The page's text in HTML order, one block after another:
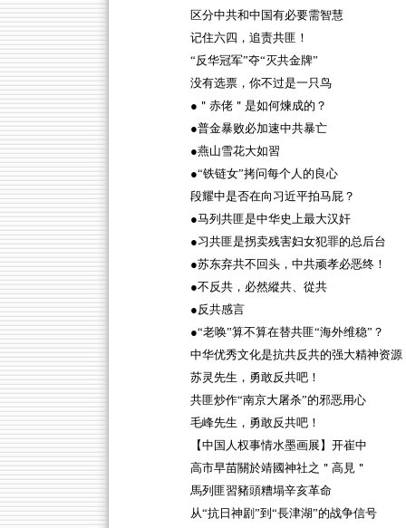
区分中共和中国有必要需智慧
记住六四，追责共匪！
“反华冠军”夺“灭共金牌”
没有选票，你不过是一只鸟
●＂赤佬＂是如何煉成的？
●普金暴败必加速中共暴亡
●燕山雪花大如習
●“铁链女”拷问每个人的良心
段耀中是否在向习近平拍马屁？
●马列共匪是中华史上最大汉奸
●习共匪是拐卖残害妇女犯罪的总后台
●苏东弃共不回头，中共顽孝必恶终！
●不反共，必然縱共、從共
●反共感言
●“老唤”算不算在替共匪“海外维稳”？
中华优秀文化是抗共反共的强大精神资源
苏灵先生，勇敢反共吧！
共匪炒作“南京大屠杀”的邪恶用心
毛峰先生，勇敢反共吧！
【中国人权事情水墨画展】开崔中
高市早苗關於靖國神社之＂高見＂
馬列匪習豬頭糟塌辛亥革命
从“抗日神剧”到“長津湖”的战争信号